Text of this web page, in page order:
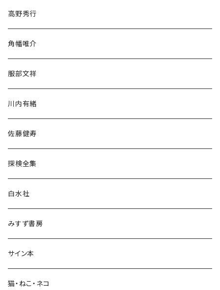
随筆・ノンフィクション・その他
民族・風習
言語・ことば
高野秀行
角幡唯介
服部文祥
川内有緒
佐藤健寿
探検全集
白水社
みすず書房
サイン本
猫・ねこ・ネコ